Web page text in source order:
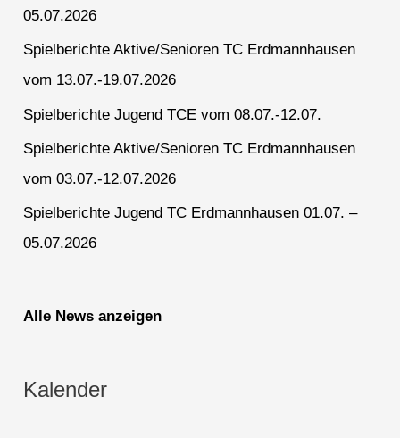
05.07.2026
Spielberichte Aktive/Senioren TC Erdmannhausen
vom 13.07.-19.07.2026
Spielberichte Jugend TCE vom 08.07.-12.07.
Spielberichte Aktive/Senioren TC Erdmannhausen
vom 03.07.-12.07.2026
Spielberichte Jugend TC Erdmannhausen 01.07. –
05.07.2026
Alle News anzeigen
Kalender